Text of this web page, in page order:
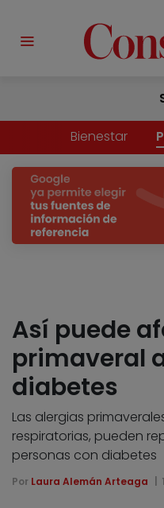
Bienestar
Así puede
primaveral
diabetes
Las alergias
respiratorias, pueden
personas con diabetes
Por Laura Alemán Arteaga